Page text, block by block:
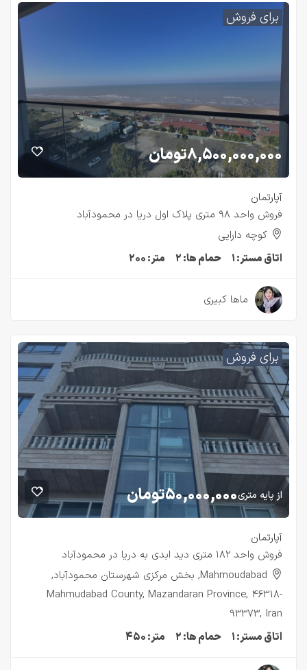
برای فروش
۸,۵۰۰,۰۰۰,۰۰۰تومان
آپارتمان
فروش واحد ۹۸ متری پلاک اول دریا در محمودآباد
کوچه دارایی
اتاق مستر:۱ حمام ها:۲ متر:۲۰۰
ماها کبیری
برای فروش
از پایه متری۵۰,۰۰۰,۰۰۰تومان
آپارتمان
فروش واحد ۱۸۲ متری دید ابدی به دریا در محمودآباد
Mahmoudabad, بخش مرکزی شهرستان محمودآباد,
Mahmudabad County, Mazandaran Province, 46318-
93373, Iran
اتاق مستر:۱ حمام ها:۲ متر:۴۵۰